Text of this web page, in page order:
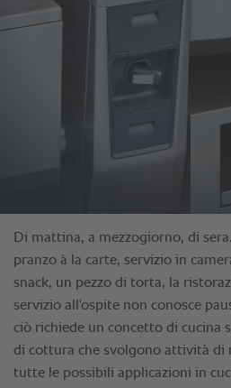
Di mattina, a mezzogiorno, di
pranzo à la carte, servizio in
snack, un pezzo di torta, la
servizio all'ospite non conosce
ciò richiede un concetto di cucina
di cottura che svolgono attività di
tutte le possibili applicazioni in